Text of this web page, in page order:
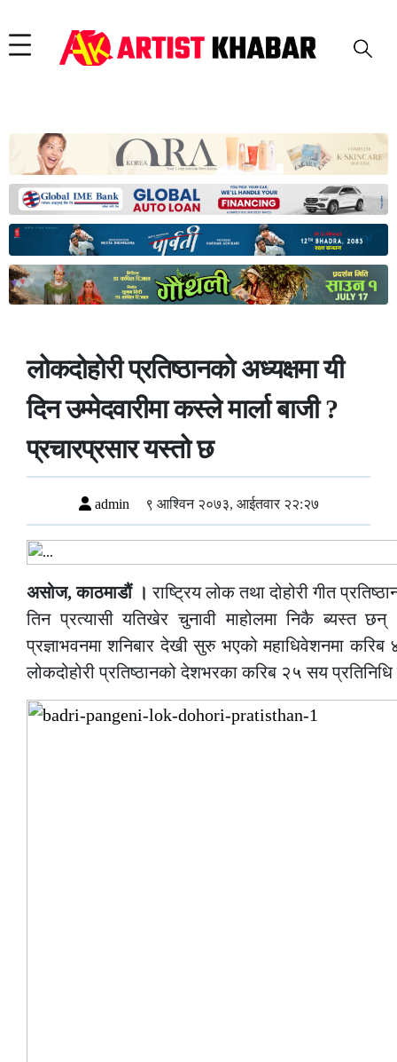
लोकदोहोरी प्रतिष्ठानको अध्यक्षमा यी
दिन उम्मेदवारीमा कस्ले मार्ला बाजी ?
प्रचारप्रसार यस्तो छ
admin ९ आश्विन २०७३, आईतवार २२:२७
असोज, काठमाडौं । राष्ट्रिय लोक तथा दोहोरी गीत
तिन प्रत्यासी यतिखेर चुनावी माहोलमा निकै ब्यस्त
प्रज्ञाभवनमा शनिबार देखी सुरु भएको महाधिवेशनमा
लोकदोहोरी प्रतिष्ठानको देशभरका करिब २५ सय